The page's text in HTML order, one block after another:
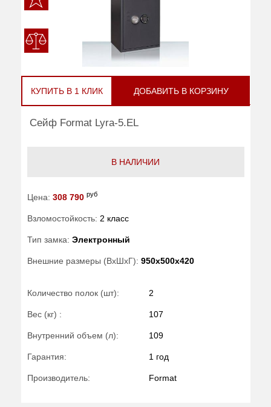
КУПИТЬ В 1 КЛИК ДОБАВИТЬ В КОРЗИНУ
Сейф Format Lyra-5.EL
В НАЛИЧИИ
Цена: 308 790 руб
Взломостойкость: 2 класс
Тип замка: Электронный
Внешние размеры (ВхШхГ): 950x500x420
Количество полок (шт): 2
Вес (кг) : 107
Внутренний объем (л): 109
Гарантия: 1 год
Производитель: Format